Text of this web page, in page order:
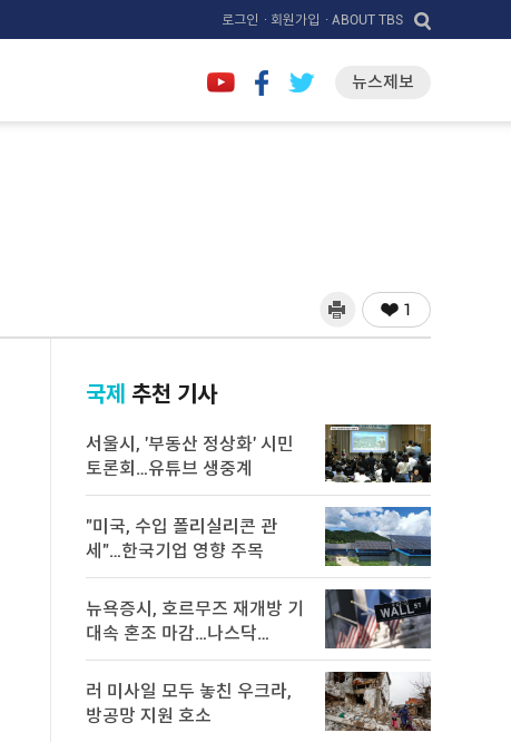
로그인 · 회원가입 · ABOUT TBS
뉴스제보
1
국제 추천 기사
서울시, '부동산 정상화' 시민
토론회…유튜브 생중계
"미국, 수입 폴리실리콘 관
세"…한국기업 영향 주목
뉴욕증시, 호르무즈 재개방 기
대속 혼조 마감…나스닥
0.8％↓
러 미사일 모두 놓친 우크라,
방공망 지원 호소